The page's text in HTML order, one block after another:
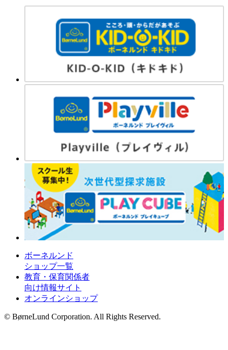
ボーネルンド
ショップ一覧
教育・保育関係者
向け情報サイト
オンラインショップ
© BørneLund Corporation. All Rights Reserved.